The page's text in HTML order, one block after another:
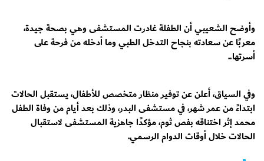
وأوضح الشعيبي أن الطفلة غادرت المستشفى وهي بصحة جيدة،
معربًا عن سعادته بنجاح التدخل الطبي وما أدخله من فرحة على
أسرتها..
وفي السياق، أعلن عن توفير منظار متخصص للأطفال، يستقبل الحالات
ابتداءً من عمر شهر، في مستشفى البدر، وذلك بعد أيام من وفاة الطفل
محمد إثر اختناقه بفص ثوم، مؤكدًا جاهزية المستشفى لاستقبال
الحالات خلال أوقات الدوام الرسمي.